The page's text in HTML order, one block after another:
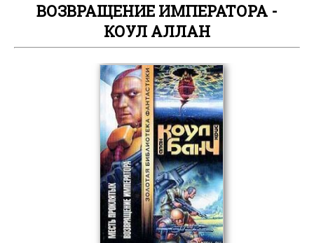
ВОЗВРАЩЕНИЕ ИМПЕРАТОРА -
КОУЛ АЛЛАН